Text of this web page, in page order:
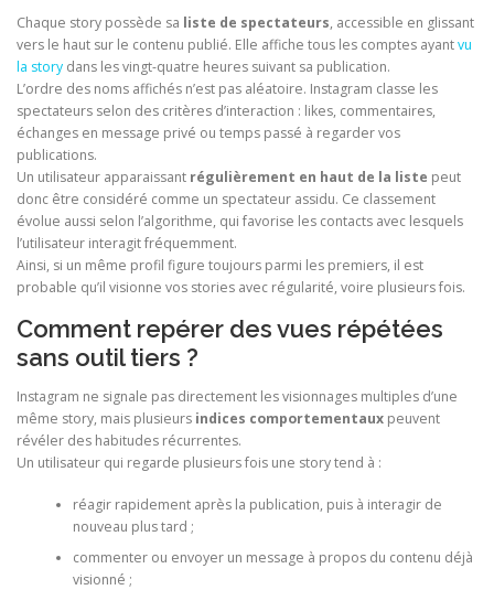
Chaque story possède sa liste de spectateurs, accessible en glissant
vers le haut sur le contenu publié. Elle affiche tous les comptes ayantvu
la story dans les vingt-quatre heures suivant sa publication.
L’ordre des noms affichés n’est pas aléatoire. Instagram classe les
spectateurs selon des critères d’interaction : likes, commentaires,
échanges en message privé ou temps passé à regarder vos
publications.
Un utilisateur apparaissant régulièrement en haut de la liste peut
donc être considéré comme un spectateur assidu. Ce classement
évolue aussi selon l’algorithme, qui favorise les contacts avec lesquels
l’utilisateur interagit fréquemment.
Ainsi, si un même profil figure toujours parmi les premiers, il est
probable qu’il visionne vos stories avec régularité, voire plusieurs fois.
Comment repérer des vues répétées
sans outil tiers ?
Instagram ne signale pas directement les visionnages multiples d’une
même story, mais plusieurs indices comportementaux peuvent
révéler des habitudes récurrentes.
Un utilisateur qui regarde plusieurs fois une story tend à :
réagir rapidement après la publication, puis à interagir de
nouveau plus tard ;
commenter ou envoyer un message à propos du contenu déjà
visionné ;